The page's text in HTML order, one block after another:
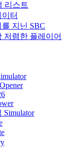
리스트
터
지닌 SBC
저렴한 플레이어
Simulator